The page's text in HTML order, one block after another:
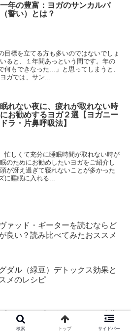
一年の豊富：ヨガのサンカルパ
（誓い）とは？
目標を立てる方も多いのではないでしょ
ると、１年間あっという間です。年の
何もできなった…」と思ってしまうと、
ガでは、サン...
眠れない夜に、疲れが取れない時
にお勧めするヨガ２選【ヨガニー
ドラ・片鼻呼吸法】
忙しくて充分に睡眠時間が取れない時が
のためにお勧めしたいヨガをご紹介し
が冴え過ぎて寝れないことが多かった
に睡眠に入れる...
ァッド・ギーターを読むならど
良い？読み比べてみたおススメ
ダル（緑豆）デトックス効果と
メのレシピ
ァッド・ギーターとは？（時代
・内容・クリシュナ）わかりやす
検索 トップ サイドバー